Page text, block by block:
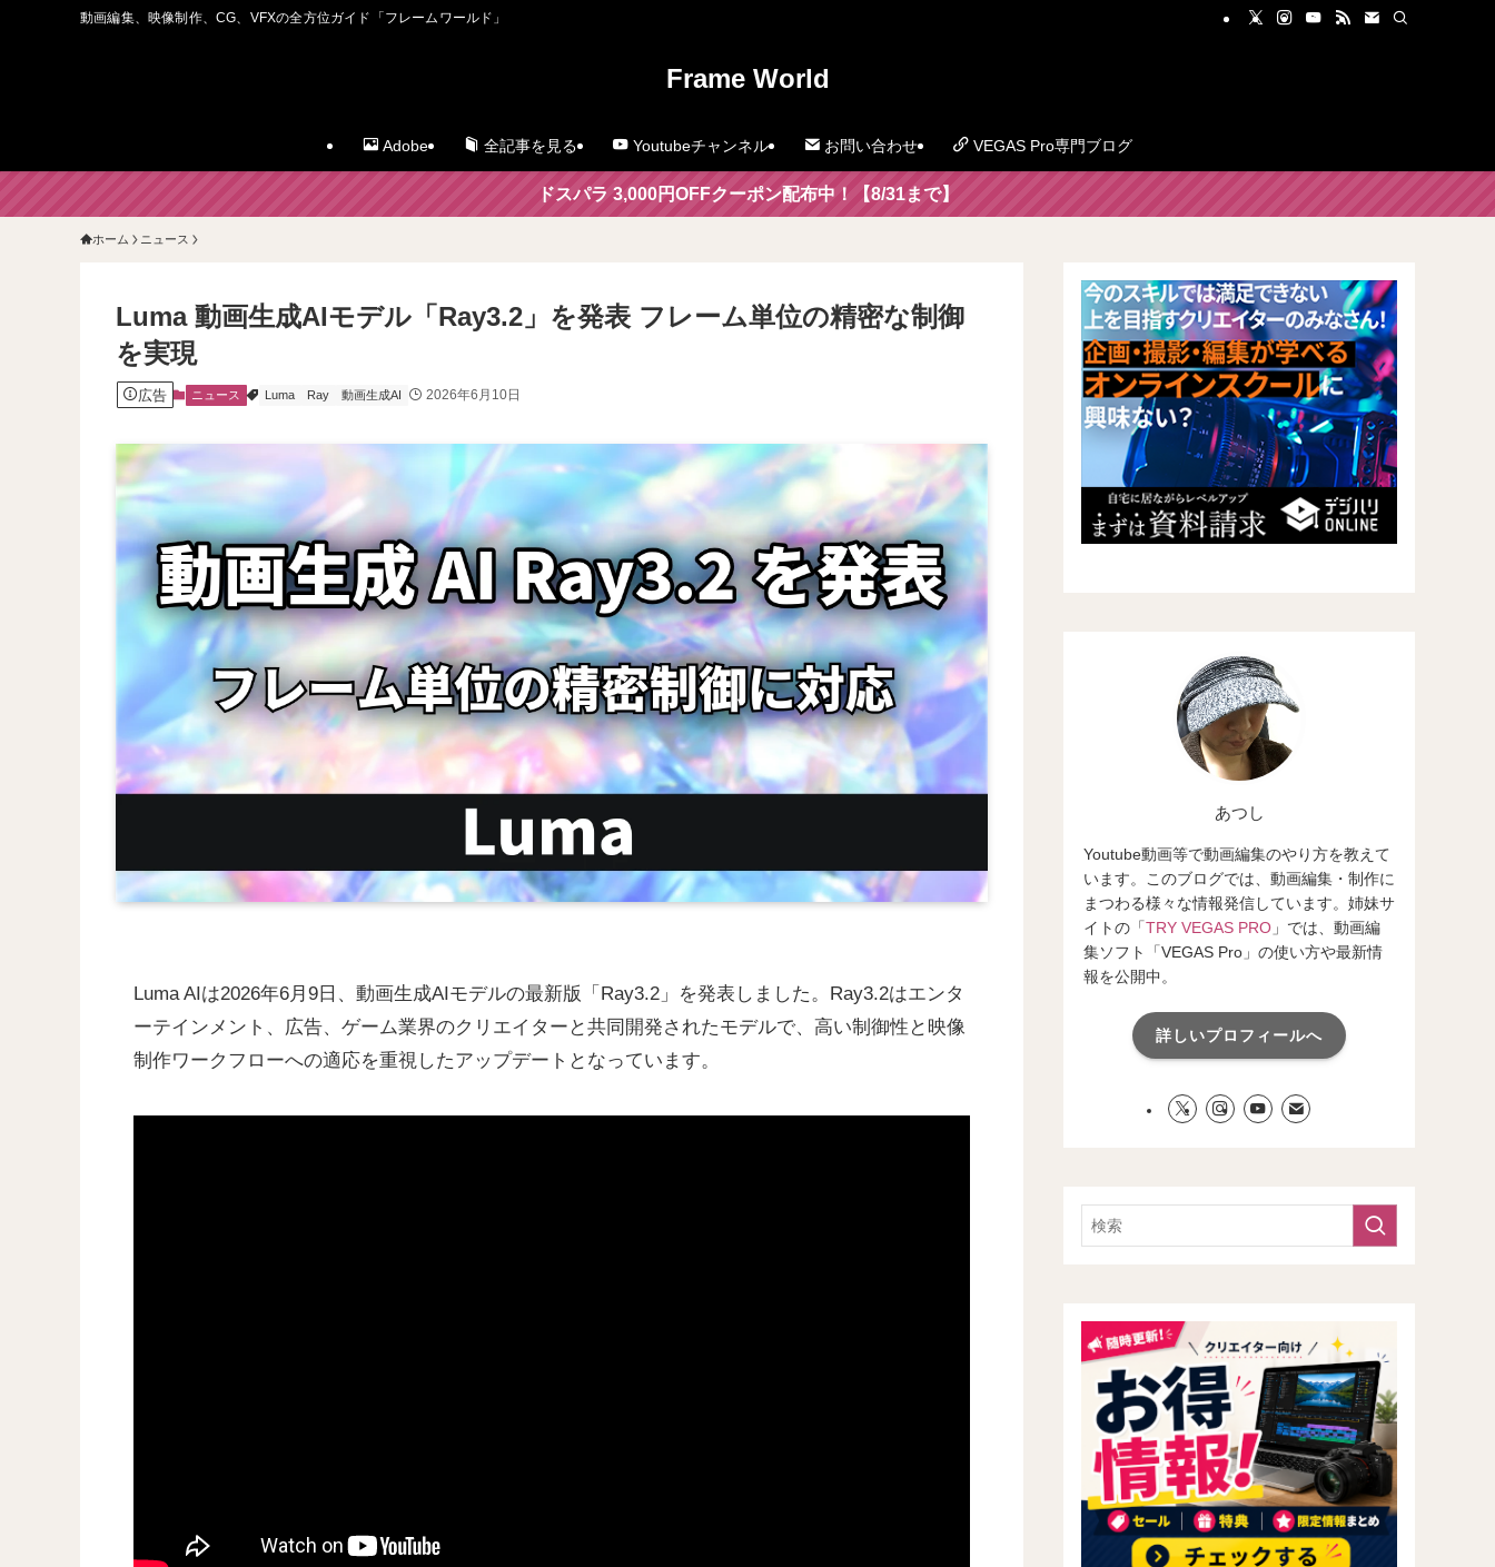
動画編集、映像制作、CG、VFXの全方位ガイド「フレームワールド」
Frame World
Adobe 全記事を見る Youtubeチャンネル お問い合わせ VEGAS Pro専門ブログ
ドスパラ 3,000円OFFクーポン配布中！【8/31まで】
ホーム ニュース
Luma 動画生成AIモデル「Ray3.2」を発表 フレーム単位の精密な制御
を実現
広告 ニュース Luma Ray 動画生成AI 2026年6月10日
Luma AIは2026年6月9日、動画生成AIモデルの最新版「Ray3.2」を発表しました。Ray3.2はエンタ
ーテインメント、広告、ゲーム業界のクリエイターと共同開発されたモデルで、高い制御性と映像
制作ワークフローへの適応を重視したアップデートとなっています。
あつし
Youtube動画等で動画編集のやり方を教えて
います。このブログでは、動画編集・制作に
まつわる様々な情報発信しています。姉妹サ
イトの「TRY VEGAS PRO 」では、動画編
集ソフト「VEGAS Pro」の使い方や最新情
報を公開中。
詳しいプロフィールへ